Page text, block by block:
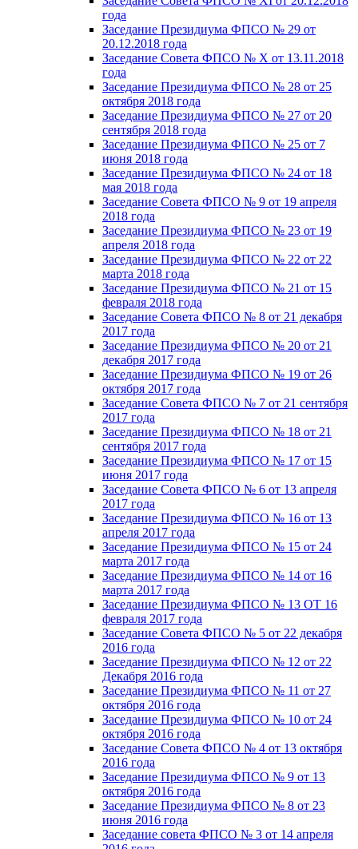
года
Заседание Президиума ФПСО № 29 от
20.12.2018 года
Заседание Совета ФПСО № X от 13.11.2018
года
Заседание Президиума ФПСО № 28 от 25
октября 2018 года
Заседание Президиума ФПСО № 27 от 20
сентября 2018 года
Заседание Президиума ФПСО № 25 от 7
июня 2018 года
Заседание Президиума ФПСО № 24 от 18
мая 2018 года
Заседание Совета ФПСО № 9 от 19 апреля
2018 года
Заседание Президиума ФПСО № 23 от 19
апреля 2018 года
Заседание Президиума ФПСО № 22 от 22
марта 2018 года
Заседание Президиума ФПСО № 21 от 15
февраля 2018 года
Заседание Совета ФПСО № 8 от 21 декабря
2017 года
Заседание Президиума ФПСО № 20 от 21
декабря 2017 года
Заседание Президиума ФПСО № 19 от 26
октября 2017 года
Заседание Совета ФПСО № 7 от 21 сентября
2017 года
Заседание Президиума ФПСО № 18 от 21
сентября 2017 года
Заседание Президиума ФПСО № 17 от 15
июня 2017 года
Заседание Совета ФПСО № 6 от 13 апреля
2017 года
Заседание Президиума ФПСО № 16 от 13
апреля 2017 года
Заседание Президиума ФПСО № 15 от 24
марта 2017 года
Заседание Президиума ФПСО № 14 от 16
марта 2017 года
Заседание Президиума ФПСО № 13 ОТ 16
февраля 2017 года
Заседание Совета ФПСО № 5 от 22 декабря
2016 года
Заседание Президиума ФПСО № 12 от 22
Декабря 2016 года
Заседание Президиума ФПСО № 11 от 27
октября 2016 года
Заседание Президиума ФПСО № 10 от 24
октября 2016 года
Заседание Совета ФПСО № 4 от 13 октября
2016 года
Заседание Президиума ФПСО № 9 от 13
октября 2016 года
Заседание Президиума ФПСО № 8 от 23
июня 2016 года
Заседание совета ФПСО № 3 от 14 апреля